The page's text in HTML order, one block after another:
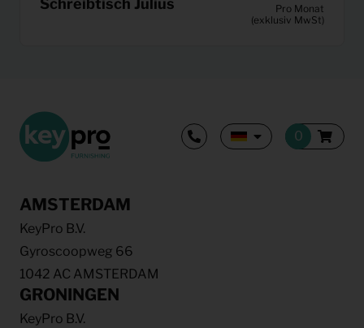
Schreibtisch Julius
Pro Monat
(exklusiv MwSt)
AMSTERDAM
KeyPro B.V.
Gyroscoopweg 66
1042 AC AMSTERDAM
GRONINGEN
KeyPro B.V.